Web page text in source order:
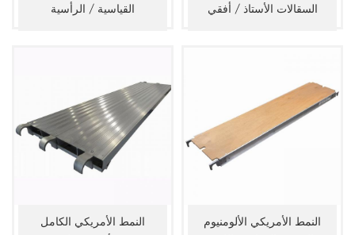
القياسية / الرأسية السقالات الأستاذ / أفقي
النمط الأمريكي الكامل
النمط الأمريكي الألومنيوم